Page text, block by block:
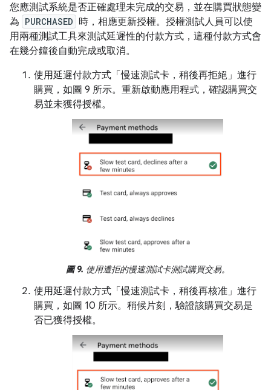
您應測試系統是否正確處理未完成的交易，並在購買狀態變
為 PURCHASED 時，相應更新授權。授權測試人員可以使
用兩種測試工具來測試延遲性的付款方式，這種付款方式會
在幾分鐘後自動完成或取消。
使用延遲付款方式「慢速測試卡，稍後再拒絕」 進行
購買，如圖 9 所示。重新啟動應用程式，確認購買交
易並未獲得授權。
圖 9. 使用遭拒的慢速測試卡測試購買交易。
使用延遲付款方式「慢速測試卡，稍後再核准」進行
購買，如圖 10 所示。 稍候片刻，驗證該購買交易是
否已獲得授權。